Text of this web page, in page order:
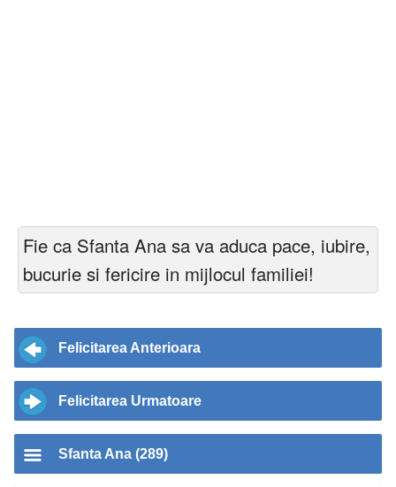
Fie ca Sfanta Ana sa va aduca pace, iubire,
bucurie si fericire in mijlocul familiei!
Felicitarea Anterioara
Felicitarea Urmatoare
Sfanta Ana (289)